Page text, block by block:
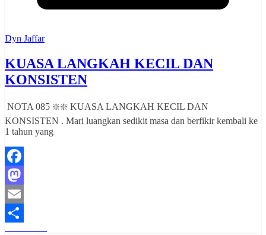
Dyn Jaffar
KUASA LANGKAH KECIL DAN
KONSISTEN
NOTA 085 ❇️❇️ KUASA LANGKAH KECIL DAN
KONSISTEN . Mari luangkan sedikit masa dan berfikir kembali ke
1 tahun yang
Facebook
Mastodon
Email
Share